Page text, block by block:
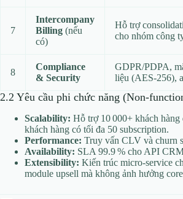
7
Intercompany
Billing (nếu
có)
Hỗ trợ
cho nhóm công
8
Compliance
& Security
GDPR/PDPA,
liệu (AES‑256),
2.2 Yêu cầu phi chức năng
Scalability: Hỗ trợ 10 000+ khách
khách hàng có tối đa 50 subscription.
Performance: Truy vấn CLV và churn
Availability: SLA 99.9 % cho API
Extensibility: Kiến trúc micro‑service
module upsell mà không ảnh hưởng